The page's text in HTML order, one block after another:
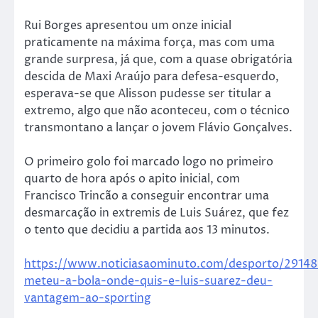
Rui Borges apresentou um onze inicial
praticamente na máxima força, mas com uma
grande surpresa, já que, com a quase obrigatória
descida de Maxi Araújo para defesa-esquerdo,
esperava-se que Alisson pudesse ser titular a
extremo, algo que não aconteceu, com o técnico
transmontano a lançar o jovem Flávio Gonçalves.
O primeiro golo foi marcado logo no primeiro
quarto de hora após o apito inicial, com
Francisco Trincão a conseguir encontrar uma
desmarcação in extremis de Luis Suárez, que fez
o tento que decidiu a partida aos 13 minutos.
https://www.noticiasaominuto.com/desporto/
meteu-a-bola-onde-quis-e-luis-suarez-deu-
vantagem-ao-sporting